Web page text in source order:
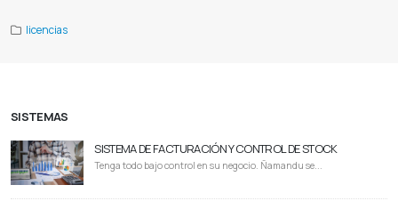
licencias
SISTEMAS
SISTEMA DE FACTURACIÓN Y CONTROL DE STOCK
Tenga todo bajo control en su negocio. Ñamandu se...